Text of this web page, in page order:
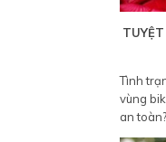
Tình
vùng
an toàn?